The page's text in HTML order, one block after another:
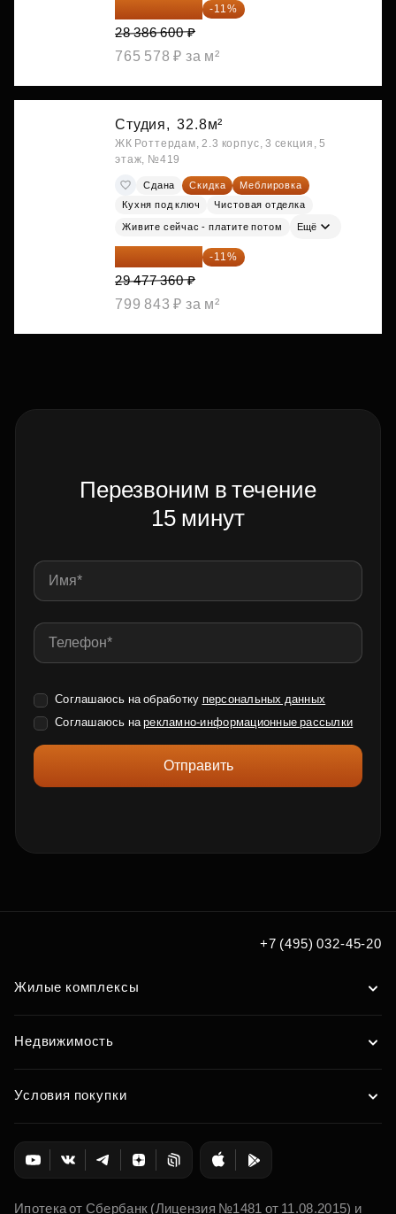
25 264 074 ₽ -11%
28 386 600 ₽
765 578 ₽ за м²
Студия, 32.8м²
ЖК Роттердам, 2.3 корпус, 3 секция, 5
этаж, №419
Сдана Скидка
Меблировка
Кухня под ключ
Чистовая отделка
Живите сейчас - платите потом Ещё
26 234 850 ₽ -11%
29 477 360 ₽
799 843 ₽ за м²
Перезвоним в течение
15 минут
Соглашаюсь на обработку персональных данных
Соглашаюсь нарекламно-информационные рассылки
Отправить
+7 (495) 032-45-20
Жилые комплексы
Недвижимость
Условия покупки
Ипотека от Сбербанк (Лицензия №1481 от 11.08.2015) и